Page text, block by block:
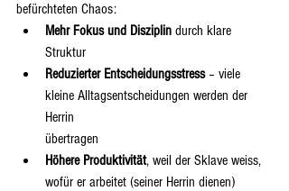
befürchteten Chaos:
Mehr Fokus und Disziplin durch klare
Struktur
Reduzierter Entscheidungsstress – viele
kleine Alltagsentscheidungen werden der
Herrin
übertragen
Höhere Produktivität, weil der Sklave weiss,
wofür er arbeitet (seiner Herrin dienen)